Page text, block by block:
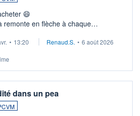
😄​
remonte en flèche à chaque
tip top pour sa retraite.
• 13:20 Renaud.S. • 6 août 2026
dans un pea